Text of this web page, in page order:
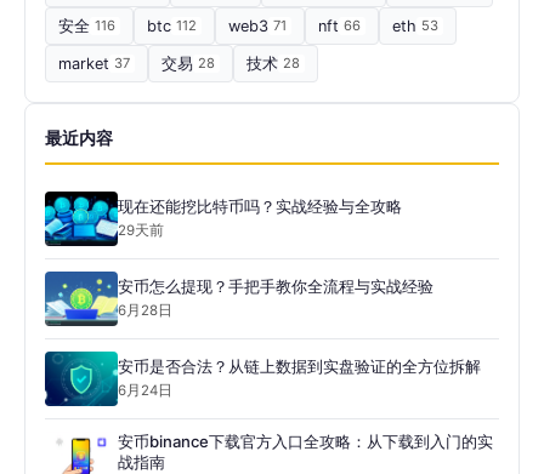
安全 116 btc 112 web3 71 nft 66 eth 53
market 37 交易 28 技术 28
最近内容
现在还能挖比特币吗？实战经验与全攻略
29天前
安币怎么提现？手把手教你全流程与实战经验
6月28日
安币是否合法？从链上数据到实盘验证的全方位拆解
6月24日
安币binance下载官方入口全攻略：从下载到入门的实
战指南